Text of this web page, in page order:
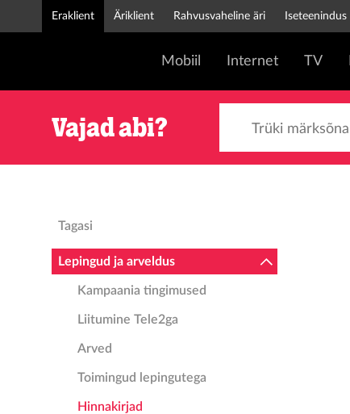
Eraklient Äriklient Rahvusvaheline äri Iseteenindus
Mobiil Internet TV
Vajad abi?
Tagasi
Lepingud ja arveldus
Kampaania tingimused
Liitumine Tele2ga
Arved
Toimingud lepingutega
Hinnakirjad